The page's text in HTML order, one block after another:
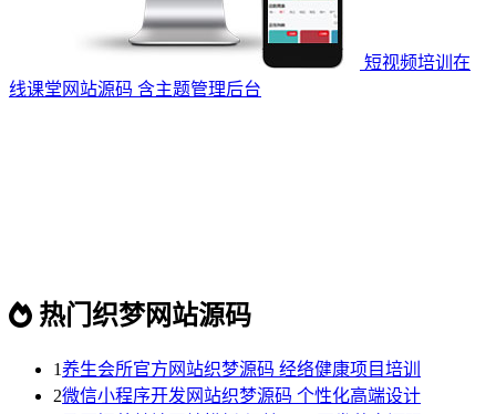
短视频培训在
线课堂网站源码 含主题管理后台
热门织梦网站源码
1养生会所官方网站织梦源码 经络健康项目培训
2微信小程序开发网站织梦源码 个性化高端设计